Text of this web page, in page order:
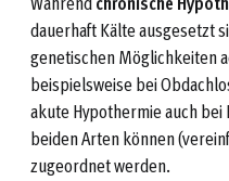
dauerhaft Kälte ausgesetzt
genetischen Möglichkeiten
beispielsweise bei
akute Hypothermie auch
beiden Arten können
zugeordnet werden.